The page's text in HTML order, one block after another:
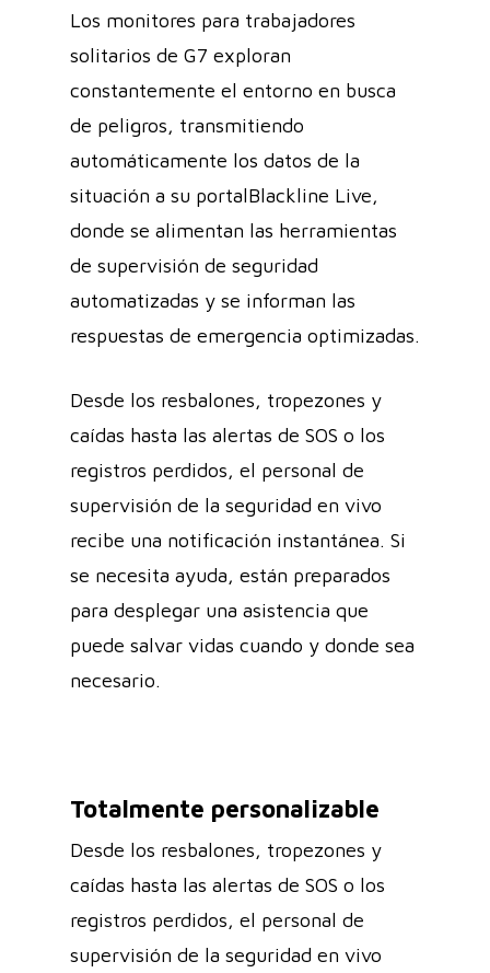
Los monitores para trabajadores
solitarios de G7 exploran
constantemente el entorno en busca
de peligros, transmitiendo
automáticamente los datos de la
situación a su portalBlackline Live,
donde se alimentan las herramientas
de supervisión de seguridad
automatizadas y se informan las
respuestas de emergencia optimizadas.
Desde los resbalones, tropezones y
caídas hasta las alertas de SOS o los
registros perdidos, el personal de
supervisión de la seguridad en vivo
recibe una notificación instantánea. Si
se necesita ayuda, están preparados
para desplegar una asistencia que
puede salvar vidas cuando y donde sea
necesario.
Totalmente personalizable
Desde los resbalones, tropezones y
caídas hasta las alertas de SOS o los
registros perdidos, el personal de
supervisión de la seguridad en vivo